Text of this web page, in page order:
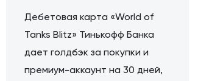
Дебетовая карта «World of
Tanks Blitz» Тинькофф Банка
дает голдбэк за покупки и
премиум-аккаунт на 30 дней,